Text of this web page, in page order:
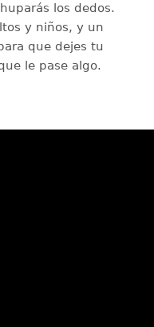
los dedos.
y niños, y un
que dejes tu
le pase algo.